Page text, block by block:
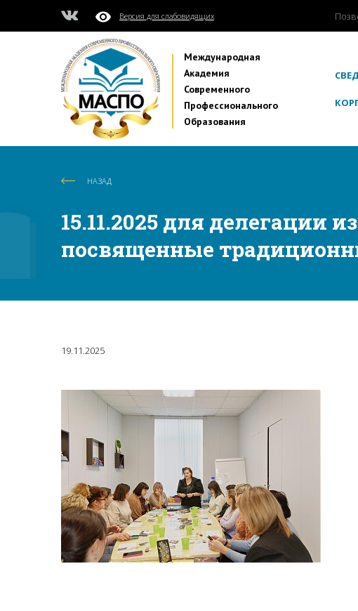
Версия для слабовидящих
Международная
Академия
Современного
Профессионального
Образования
НАЗАД
15.11.2025 для делегации
посвященные
19.11.2025